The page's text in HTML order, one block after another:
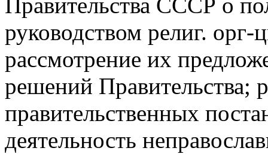
руководством религ. орг-
рассмотрение их
решений Правительства;
правительственных
деятельность